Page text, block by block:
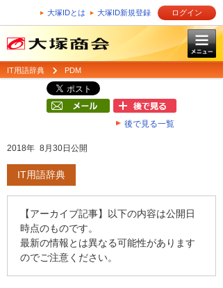
大塚IDとは 大塚ID新規登録 ログイン
IT用語辞典 PDM
後で見る一覧
2018年 8月30日公開
IT用語辞典
【アーカイブ記事】以下の内容は公開日
時点のものです。
最新の情報とは異なる可能性があります
のでご注意ください。